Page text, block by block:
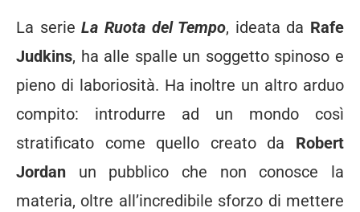
La serieLa Ruota del Tempo, ideata da Rafe
Judkins, ha alle spalle un soggetto spinoso e
pieno di laboriosità. Ha inoltre un altro arduo
compito: introdurre ad un mondo così
stratificato come quello creato da Robert
Jordan un pubblico che non conosce la
materia, oltre all’incredibile sforzo di mettere